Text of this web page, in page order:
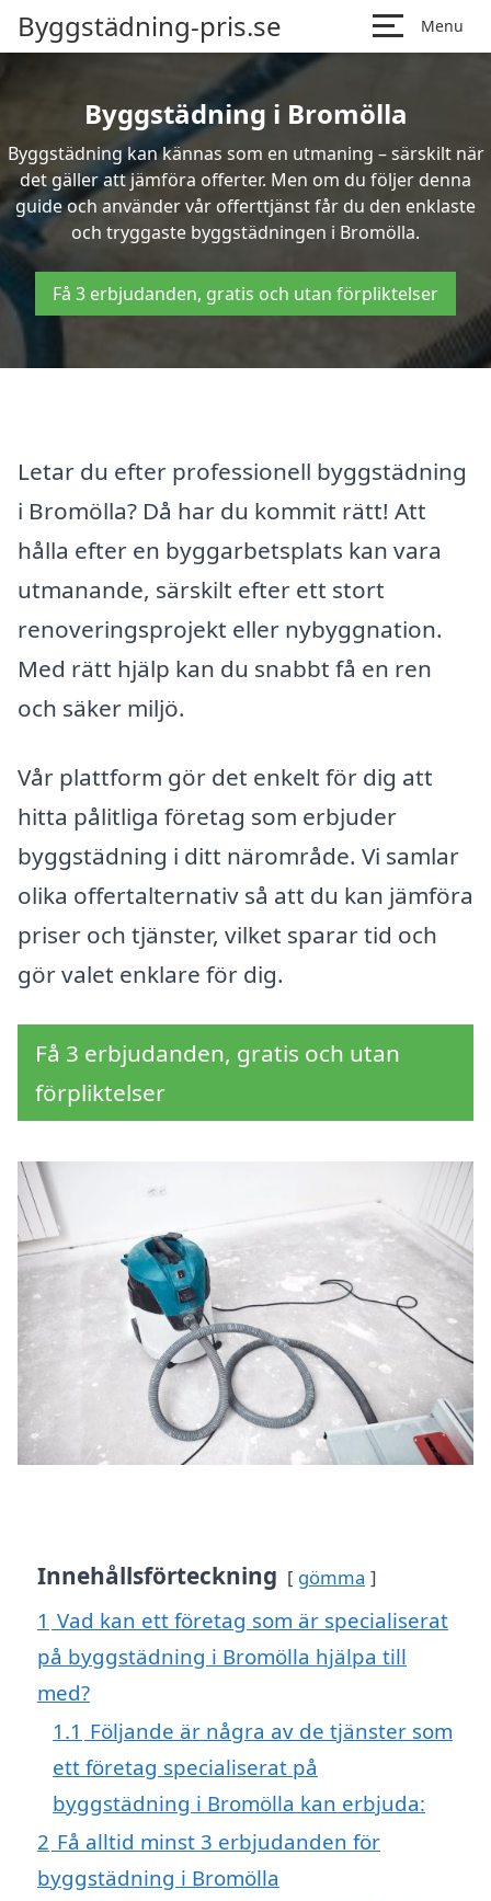
Byggstädning-pris.se Menu
Byggstädning i Bromölla
Byggstädning kan kännas som en utmaning – särskilt när
det gäller att jämföra offerter. Men om du följer denna
guide och använder vår offerttjänst får du den enklaste
och tryggaste byggstädningen i Bromölla.
Få 3 erbjudanden, gratis och utan förpliktelser
Letar du efter professionell byggstädning
i Bromölla? Då har du kommit rätt! Att
hålla efter en byggarbetsplats kan vara
utmanande, särskilt efter ett stort
renoveringsprojekt eller nybyggnation.
Med rätt hjälp kan du snabbt få en ren
och säker miljö.
Vår plattform gör det enkelt för dig att
hitta pålitliga företag som erbjuder
byggstädning i ditt närområde. Vi samlar
olika offertalternativ så att du kan jämföra
priser och tjänster, vilket sparar tid och
gör valet enklare för dig.
Få 3 erbjudanden, gratis och utan
förpliktelser
Innehållsförteckning gömma
1 Vad kan ett företag som är specialiserat
på byggstädning i Bromölla hjälpa till
med?
1.1 Följande är några av de tjänster som
ett företag specialiserat på
byggstädning i Bromölla kan erbjuda:
2 Få alltid minst 3 erbjudanden för
byggstädning i Bromölla